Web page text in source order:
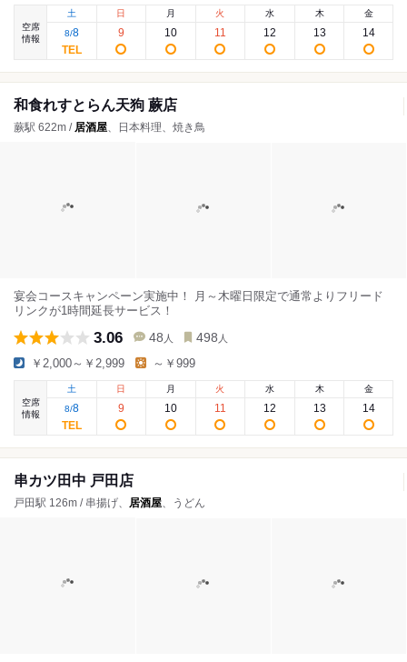
空席
情報
土
8/8
日
9
月
10
火
11
水
12
木
13
金
14
和食れすとらん天狗 蕨店
蕨駅 622m / 居酒屋、日本料理、焼き鳥
宴会コースキャンペーン実施中！ 月～木曜日限定で通常よりフリード
リンクが1時間延長サービス！
3.06 48 人 498 人
￥2,000～￥2,999 ～￥999
空席
情報
土
8/8
日
9
月
10
火
11
水
12
木
13
金
14
串カツ田中 戸田店
戸田駅 126m / 串揚げ、 居酒屋、うどん